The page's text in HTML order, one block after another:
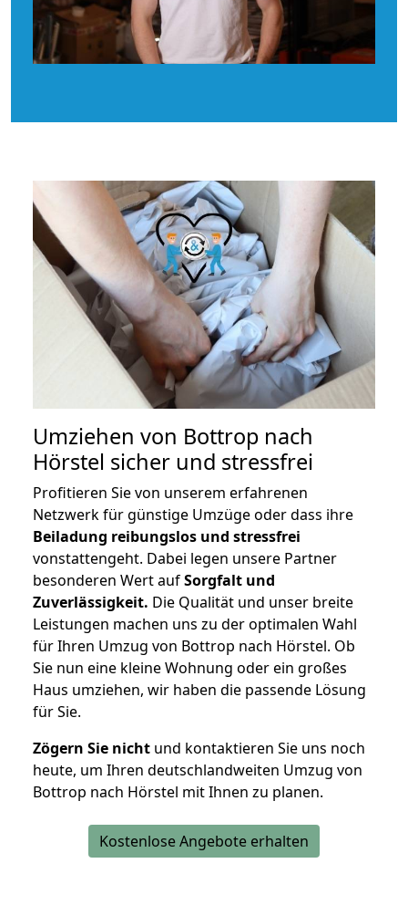
Umziehen von Bottrop nach
Hörstel sicher und stressfrei
Profitieren Sie von unserem erfahrenen
Netzwerk für günstige Umzüge oder dass ihre
Beiladung reibungslos und stressfrei
vonstattengeht. Dabei legen unsere Partner
besonderen Wert aufSorgfalt und
Zuverlässigkeit. Die Qualität und unser breite
Leistungen machen uns zu der optimalen Wahl
für Ihren Umzug von Bottrop nach Hörstel. Ob
Sie nun eine kleine Wohnung oder ein großes
Haus umziehen, wir haben die passende Lösung
für Sie.
Zögern Sie nicht und kontaktieren Sie uns noch
heute, um Ihren deutschlandweiten Umzug von
Bottrop nach Hörstel mit Ihnen zu planen.
Kostenlose Angebote erhalten